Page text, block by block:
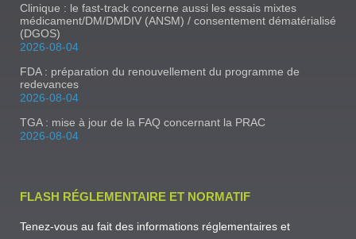
Clinique : le fast-track concerne aussi les essais mixtes
médicament/DM/DMDIV (ANSM) / consentement dématérialisé
(DGOS)
2026-08-04
FDA : préparation du renouvellement du programme de
redevances
2026-08-04
TGA : mise à jour de la FAQ concernant la PRAC
2026-08-04
FLASH RÉGLEMENTAIRE ET NORMATIF
Tenez-vous au fait des informations réglementaires et